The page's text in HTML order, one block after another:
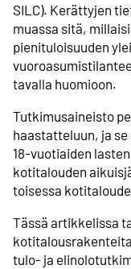
SILC). Kerättyjen
muassa sitä,
pienituloisuuden
tavalla huomioon.
Tutkimusaineisto
haastatteluun, ja
18-vuotiaiden
kotitalouden
toisessa
Tässä artikkelissa
tulo- ja